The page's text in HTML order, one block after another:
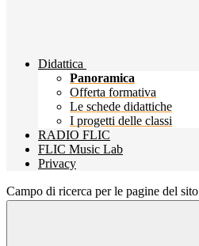
Didattica
Panoramica
Offerta formativa
Le schede didattiche
I progetti delle classi
RADIO FLIC
FLIC Music Lab
Privacy
Campo di ricerca per le pagine del sito